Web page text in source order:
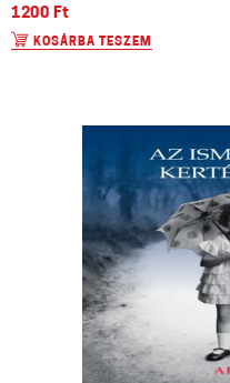
1200 Ft
KOSÁRBA TESZEM